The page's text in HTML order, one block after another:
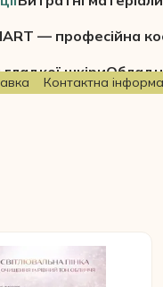
— професійна
шкіри
Контактна